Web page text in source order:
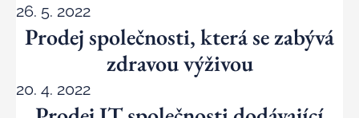
26. 5. 2022
Prodej společnosti, která se zabývá
zdravou výživou
20. 4. 2022